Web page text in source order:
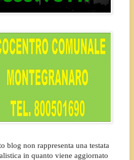
blog non rappresenta una testata
in quanto viene aggiornato